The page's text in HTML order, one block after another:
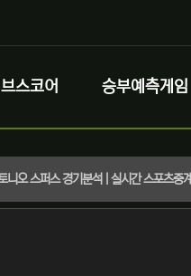
스코어 승부예측게임
오 스퍼스 경기분석 | 실시간 스포츠중계